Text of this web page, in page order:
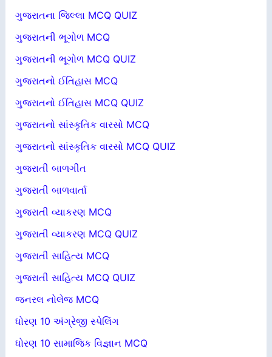
ગુજરાતના જિલ્લા MCQ QUIZ
ગુજરાતની ભૂગોળ MCQ
ગુજરાતની ભૂગોળ MCQ QUIZ
ગુજરાતનો ઈતિહાસ MCQ
ગુજરાતનો ઈતિહાસ MCQ QUIZ
ગુજરાતનો સાંસ્કૃતિક વારસો MCQ
ગુજરાતનો સાંસ્કૃતિક વારસો MCQ QUIZ
ગુજરાતી બાળગીત
ગુજરાતી બાળવાર્તા
ગુજરાતી વ્યાકરણ MCQ
ગુજરાતી વ્યાકરણ MCQ QUIZ
ગુજરાતી સાહિત્ય MCQ
ગુજરાતી સાહિત્ય MCQ QUIZ
જનરલ નોલેજ MCQ
ધોરણ 10 અંગ્રેજી સ્પેલિંગ
ધોરણ 10 સામાજિક વિજ્ઞાન MCQ